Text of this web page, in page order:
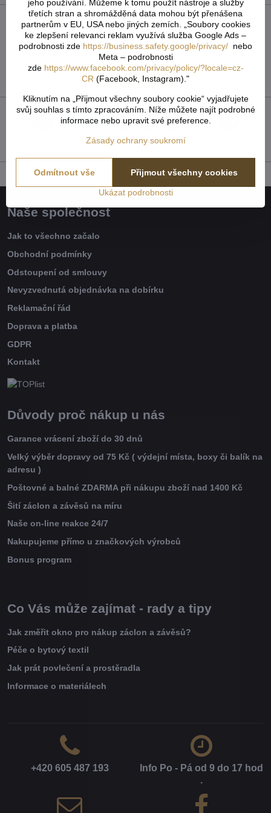
Recenze 0
Zatím bez hodnocení. Buďte první!
Přidat recenzi
FacebookTwitterBlueskyPinterestReddit LinkedInWhatsApp
Naše společnost
Jak to všechno začalo
Obchodní podmínky
Odstoupení od smlouvy
Nevyzvednutá objednávka na dobírku
Reklamační řád
Doprava a platba
GDPR
Kontakt
Důvody proč nákup u nás
Garance vrácení zboží do 30 dnů
Velký výběr dopravy od 75 Kč ( výdejní místa, boxy či balík na
adresu )
Poštovné a balné ZDARMA při nákupu zboží nad 1400 Kč
Šití záclon a závěsů na míru
Naše on-line reakce 24/7
Nakupujeme přímo u značkových výrobců
Bonus program
Co Vás může zajímat - rady a tipy
Jak změřit okno pro nákup záclon a závěsů?
Péče o bytový textil
Jak prát povlečení a prostěradla
Informace o materiálech
+420 605 487 193
Info Po - Pá od 9 do 17 hod​
.
jeho používání. Můžeme k tomu použít nástroje a služby
třetích stran a shromážděná data mohou být přenášena
partnerům v EU, USA nebo jiných zemích. „Soubory cookies
ke zlepšení relevanci reklam využívá služba Google Ads –
podrobnosti zde https://business.safety.google/privacy/ nebo
Meta – podrobnosti
zde https://www.facebook.com/privacy/policy/?locale=cz-
CR (Facebook, Instagram)."
Kliknutím na „Přijmout všechny soubory cookie“ vyjadřujete
svůj souhlas s tímto zpracováním. Níže můžete najít podrobné
informace nebo upravit své preference.
Zásady ochrany soukromí
Ukázat podrobnosti
Přijmout všechny cookies
Odmítnout vše